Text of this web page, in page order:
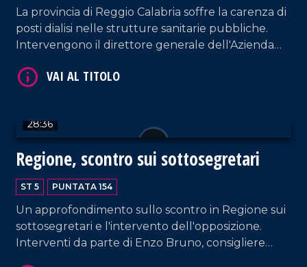
La provincia di Reggio Calabria soffre la carenza di
posti dialisi nelle strutture sanitarie pubbliche.
Intervengono il direttore generale dell'Azienda
FINTRED, Francesco Puntillo; il professor Luca De
diffusione del morbillo nel Reggino, con
commenti da parte del dirigente medico del
servizio di igiene e prevenzione dell'Asp di
Cosenza, Rossella Zucco. Approfondimento in
esterna a cura di Claudio Labate.
28:36
Regione, scontro sui sottosegretari
ST 5 PUNTATA 154
Un approfondimento sullo scontro in Regione sui
sottosegretari e l'intervento dell'opposizione.
Interventi da parte di Enzo Bruno, consigliere
VAI AL TITOLO